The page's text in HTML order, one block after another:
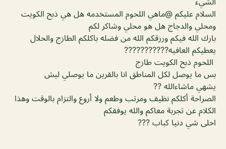
السلام عليكم @ماهي اللحوم المستخدمه هل هي ذبح الكويت
ومحلي والدجاج هل هو محلي وشاكر لكم
بارك الله فيكم ورزقكم الله من فضله باكلكم الطازج والحلال
يعطيكم العافيه???????????
اللحوم ذبح الكويت طازج
بس ما يوصل لكل المناطق انا بالقرين ما يوصلي ليش
يشهي ماشاءالله ??
الصراحة أكلكم نظيف ومرتب وطعم ولا أروع والتزام بالوقت وهذا
الكلام عن تجربة معاكم والله يوفقكم
احلى شي دنيا كباب ???